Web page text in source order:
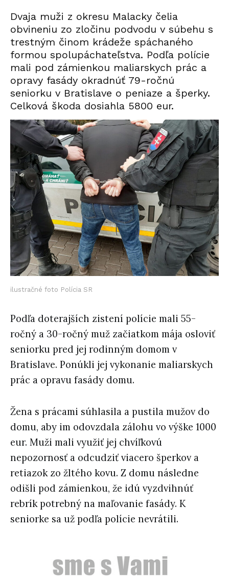
Dvaja muži z okresu Malacky čelia
obvineniu zo zločinu podvodu v súbehu s
trestným činom krádeže spáchaného
formou spolupáchateľstva. Podľa polície
mali pod zámienkou maliarskych prác a
opravy fasády okradnúť 79-ročnú
seniorku v Bratislave o peniaze a šperky.
Celková škoda dosiahla 5800 eur.
ilustračné foto Polícia SR
Podľa doterajších zistení polície mali 55-
ročný a 30-ročný muž začiatkom mája osloviť
seniorku pred jej rodinným domom v
Bratislave. Ponúkli jej vykonanie maliarskych
prác a opravu fasády domu.
Žena s prácami súhlasila a pustila mužov do
domu, aby im odovzdala zálohu vo výške 1000
eur. Muži mali využiť jej chvíľkovú
nepozornosť a odcudziť viacero šperkov a
retiazok zo žltého kovu. Z domu následne
odišli pod zámienkou, že idú vyzdvihnúť
rebrík potrebný na maľovanie fasády. K
seniorke sa už podľa polície nevrátili.